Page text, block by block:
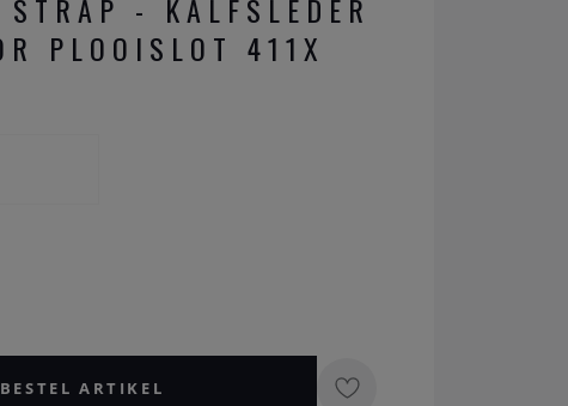
- KALFSLEDER
PLOOISLOT 411X
BESTEL ARTIKEL